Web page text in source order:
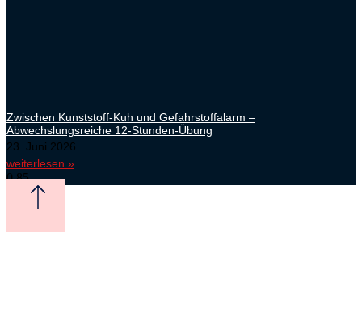
Zwischen Kunststoff-Kuh und Gefahrstoffalarm –
Abwechslungsreiche 12-Stunden-Übung
23. Juni 2026
weiterlesen »